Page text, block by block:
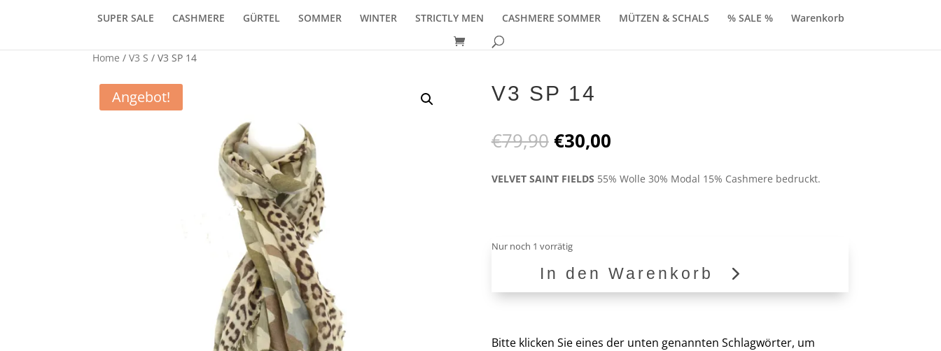
SUPER SALE CASHMERE GÜRTEL SOMMER WINTER STRICTLY MEN CASHMERE SOMMER MÜTZEN & SCHALS % SALE % Warenkorb
Home / V3 S / V3 SP 14
Angebot! V3 SP 14
€79,90 Ursprünglicher
Preis
war:
€30,00Aktueller
ist:
VELVET SAINT FIELDS 55% Wolle 30% Modal 15% Cashmere bedruckt.
Nur noch 1 vorrätig
Menge
In den Warenkorb
Bitte klicken Sie eines der unten genannten Schlagwörter, um